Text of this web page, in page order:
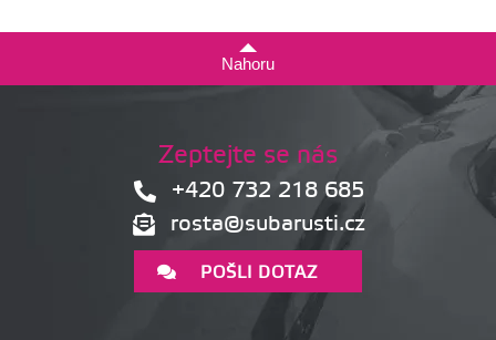
Nahoru
Zeptejte se nás
+420 732 218 685
rosta@subarusti.cz
POŠLI DOTAZ